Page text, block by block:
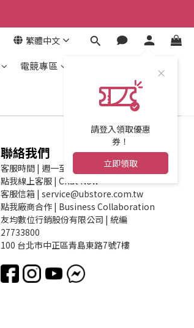
繁體中文
請登入領取優惠
券！
立即領取
電競專區
聯絡我們
客服時間 | 週一至週五 09:30am-18:30pm
點我線上客服 | Chat Now
客服信箱 | service@ubstore.com.tw
點我廠商合作 | Business Collaboration
友均數位行銷股份有限公司 | 統編
27733800
100 台北市中正區青島東路7號7樓